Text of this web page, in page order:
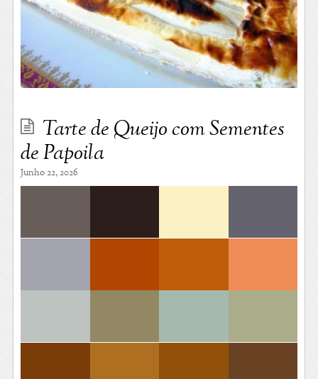
Tarte de Queijo com Sementes
de Papoila
Junho 22, 2026